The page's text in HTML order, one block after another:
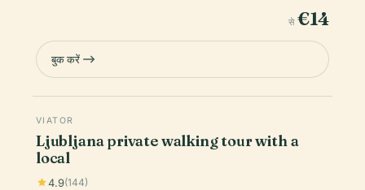
से €14
बुक करें
VIATOR
Ljubljana private walking tour with a
local
4.9(144)